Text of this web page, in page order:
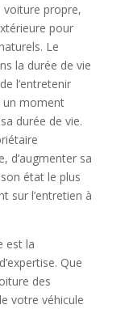
propre,
pour
Le
la durée de vie
l’entretenir
un moment
durée de vie.
d’augmenter sa
état le plus
sur l’entretien à
est la
Que
des
votre véhicule